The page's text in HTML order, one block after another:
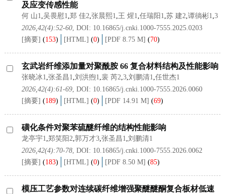
及应变传感性能
何 山1,吴畏慰1,郑 佳2,张晨熙1,王 煋1,任瑞阳1,苏 建2,谭徜彬1,3
2026,42(4):52-60, DOI: 10.16865/j.cnki.1000-7555.2025.0203
[摘要] (153) [HTML] (0) [PDF 8.75 M] (70)
玄武岩纤维添加量对聚酰胺 66 复合材料结构及性能影响
张晓冰1,张圣昌1,刘洪煦1,裴 芮2,3,刘鹏清1,任世杰1
2026,42(4):61-69, DOI: 10.16865/j.cnki.1000-7555.2026.0060
[摘要] (189) [HTML] (0) [PDF 14.91 M] (69)
磺化条件对聚苯硫醚纤维的结构性能影响
龙亭宇1,郑笑阳2,郭万才3,张圣昌1,刘鹏清1
2026,42(4):70-78, DOI: 10.16865/j.cnki.1000-7555.2026.0062
[摘要] (183) [HTML] (0) [PDF 8.50 M] (85)
模压工艺参数对连续碳纤维增强聚醚醚酮复合板材低速